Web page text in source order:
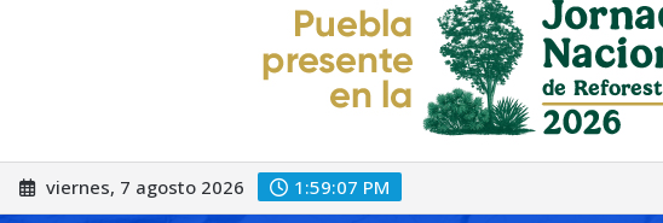
Saltar
al
viernes, 7 agosto 2026 1:59:09 PM